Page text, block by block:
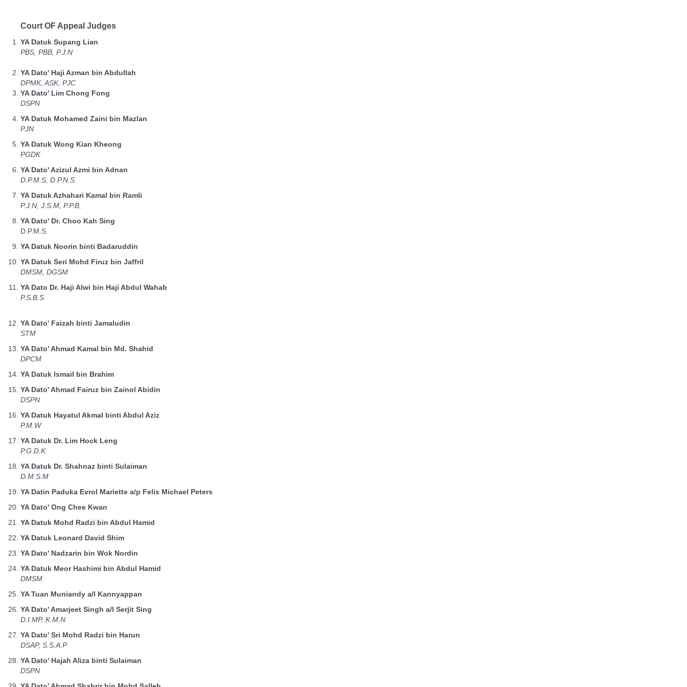
Court OF Appeal Judges
YA Datuk Supang Lian
PBS, PBB, P.J.N
YA Dato' Haji Azman bin Abdullah
DPMK, ASK, PJC
YA Dato' Lim Chong Fong
DSPN
YA Datuk Mohamed Zaini bin Mazlan
PJN
YA Datuk Wong Kian Kheong
PGDK
YA Dato' Azizul Azmi bin Adnan
D.P.M.S, D.P.N.S
YA Datuk Azhahari Kamal bin Ramli
P.J.N, J.S.M, P.P.B,
YA Dato' Dr. Choo Kah Sing
D.P.M.S.
YA Datuk Noorin binti Badaruddin
YA Datuk Seri Mohd Firuz bin Jaffril
DMSM, DGSM
YA Dato Dr. Haji Alwi bin Haji Abdul Wahab
P.S.B.S
YA Dato' Faizah binti Jamaludin
STM
YA Dato' Ahmad Kamal bin Md. Shahid
DPCM
YA Datuk Ismail bin Brahim
YA Dato' Ahmad Fairuz bin Zainol Abidin
DSPN
YA Datuk Hayatul Akmal binti Abdul Aziz
P.M.W
YA Datuk Dr. Lim Hock Leng
P.G.D.K
YA Datuk Dr. Shahnaz binti Sulaiman
D.M.S.M
YA Datin Paduka Evrol Mariette a/p Felix Michael Peters
YA Dato' Ong Chee Kwan
YA Datuk Mohd Radzi bin Abdul Hamid
YA Datuk Leonard David Shim
YA Dato' Nadzarin bin Wok Nordin
YA Datuk Meor Hashimi bin Abdul Hamid
DMSM
YA Tuan Muniandy a/l Kannyappan
YA Dato' Amarjeet Singh a/l Serjit Sing
D.I.MP, K.M.N
YA Dato' Sri Mohd Radzi bin Harun
DSAP, S.S.A.P
YA Dato' Hajah Aliza binti Sulaiman
DSPN